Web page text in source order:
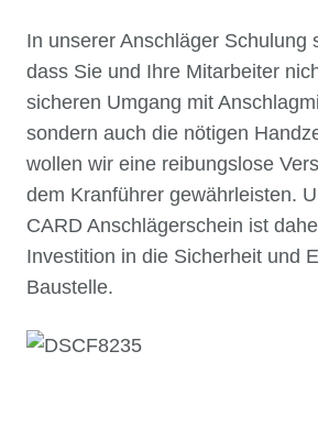
In unserer Anschläger Schulung
dass Sie und Ihre Mitarbeiter
sicheren Umgang mit
sondern auch die nötigen
wollen wir eine reibungslose
dem Kranführer gewährleisten.
CARD Anschlägerschein ist
Investition in die Sicherheit und
Baustelle.